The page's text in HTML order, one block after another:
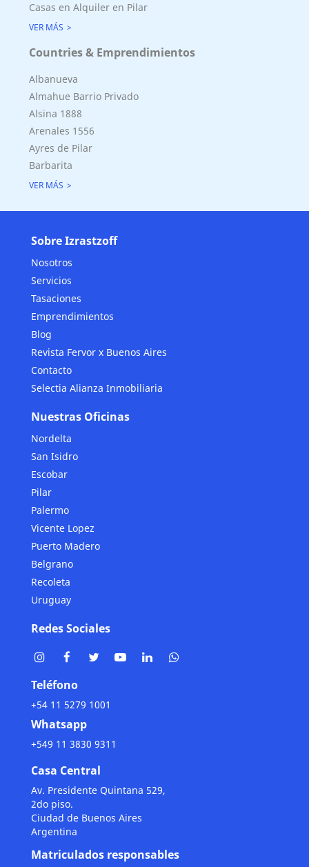
Casas en Alquiler en Pilar
VER MÁS
Countries & Emprendimientos
Albanueva
Almahue Barrio Privado
Alsina 1888
Arenales 1556
Ayres de Pilar
Barbarita
VER MÁS
Sobre Izrastzoff
Nosotros
Servicios
Tasaciones
Emprendimientos
Blog
Revista Fervor x Buenos Aires
Contacto
Selectia Alianza Inmobiliaria
Nuestras Oficinas
Nordelta
San Isidro
Escobar
Pilar
Palermo
Vicente Lopez
Puerto Madero
Belgrano
Recoleta
Uruguay
Redes Sociales
Teléfono
+54 11 5279 1001
Whatsapp
+549 11 3830 9311
Casa Central
Av. Presidente Quintana 529,
2do piso.
Ciudad de Buenos Aires
Argentina
Matriculados responsables